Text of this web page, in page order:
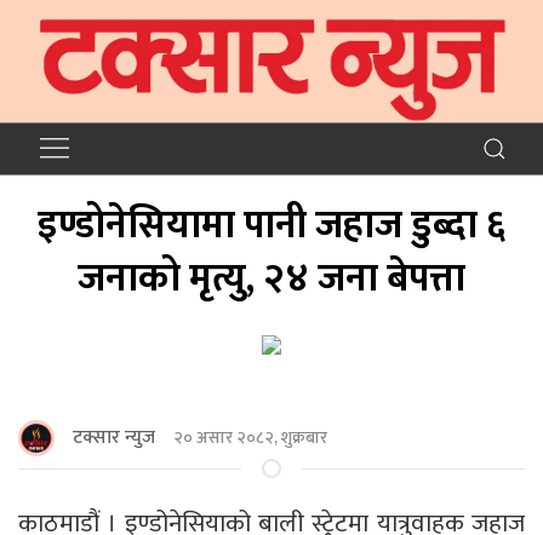
इण्डोनेसियामा पानी जहाज डुब्दा ६
जनाको मृत्यु, २४ जना बेपत्ता
टक्सार न्युज २० असार २०८२, शुक्रबार
काठमाडौं । इण्डोनेसियाको बाली स्ट्रेटमा यात्रुवाहक जहाज